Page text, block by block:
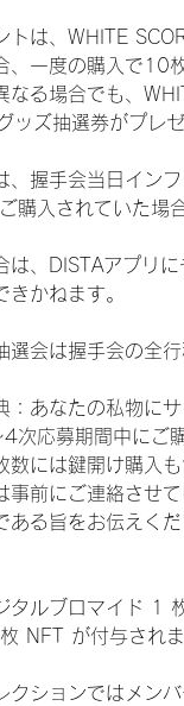
トは、WHITE
、一度の購入で10
なる場合でも、
ッズ抽選券がプレ
、握手会当日イン
購入されていた場
は、DISTAアプリ
きかねます。
会は握手会の全
あなたの私物にサ
次応募期間中にご
数には鍵開け購入も
事前にご連絡させ
ある旨をお伝えくだ
タルブロマイド 1
NFT が付与されま
クションではメン